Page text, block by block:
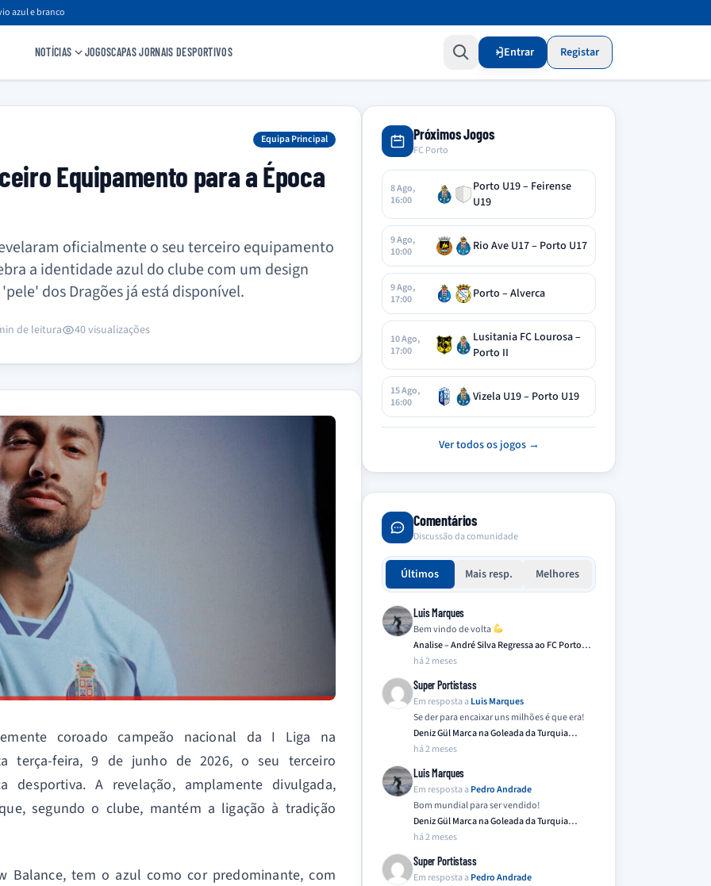
azul e branco
NOTÍCIAS JOGOSCAPAS JORNAIS DESPORTIVOS Entrar Registar
Equipa Principal
Equipamento para a Época
oficialmente o seu terceiro equipamento
a identidade azul do clube com um design
dos Dragões já está disponível.
de leitura 40 visualizações
coroado campeão nacional da I Liga na
terça-feira, 9 de junho de 2026, o seu terceiro
desportiva. A revelação, amplamente divulgada,
segundo o clube, mantém a ligação à tradição
Balance, tem o azul como cor predominante, com
Próximos Jogos
FC Porto
8 Ago,
16:00
Porto U19 – Feirense
U19
9 Ago,
10:00
Rio Ave U17 – Porto U17
9 Ago,
17:00
Porto – Alverca
10 Ago,
17:00
Lusitania FC Lourosa –
Porto II
15 Ago,
16:00
Vizela U19 – Porto U19
Ver todos os jogos →
Comentários
Discussão da comunidade
Últimos Mais resp. Melhores
Luis Marques
Bem vindo de volta
Analise – André Silva Regressa ao FC Porto…
há 2 meses
Super Portistass
Em resposta a Luis Marques
Se der para encaixar uns milhões é que era!
Deniz Gül Marca na Goleada da Turquia
Frente…
há 2 meses
Luis Marques
Em resposta a Pedro Andrade
Bom mundial para ser vendido!
Deniz Gül Marca na Goleada da Turquia
Frente…
há 2 meses
Super Portistass
Em resposta a Pedro Andrade